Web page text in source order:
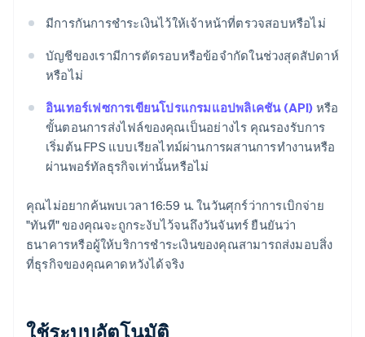
มีการกันการชําระเงินไว้ให้เจ้าหน้าที่ตรวจสอบหรือไม่
บัญชีของเรามีการตัดรอบหรือข้อจํากัดในช่วงสุดสัปดาห์
หรือไม่
อินเทอร์เฟซการเขียนโปรแกรมแอปพลิเคชัน (API) หรือ
ขั้นตอนการส่งไฟล์ของคุณเป็นอย่างไร คุณรองรับการ
เริ่มต้น FPS แบบเรียลไทม์ผ่านการผสานการทํางานหรือ
ผ่านพอร์ทัลธุรกิจเท่านั้นหรือไม่
คุณไม่อยากค้นพบเวลา 16:59 น. ในวันศุกร์ว่าการเบิกจ่าย
"ทันที" ของคุณจะถูกระงับไว้จนถึงวันจันทร์ ยืนยันว่า
ธนาคารหรือผู้ให้บริการชําระเงินของคุณสามารถส่งมอบสิ่ง
ที่ธุรกิจของคุณคาดหวังได้จริง